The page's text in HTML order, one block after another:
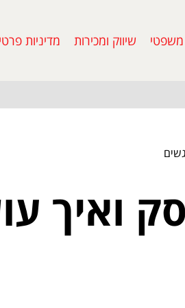
משפטי שיווק ומכירות מדיניות
ואיך